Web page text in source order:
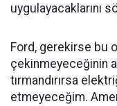
uygulayacaklarını
Ford, gerekirse bu
çekinmeyeceğinin
tırmandırırsa
etmeyeceğim.